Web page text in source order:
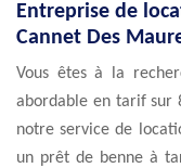
Entreprise de
Cannet Des
Vous êtes à la
abordable en tarif sur
notre service de
un prêt de benne à